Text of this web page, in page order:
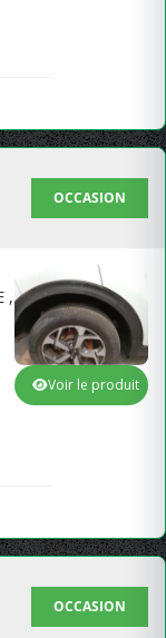
OCCASION
,
Voir le produit
OCCASION